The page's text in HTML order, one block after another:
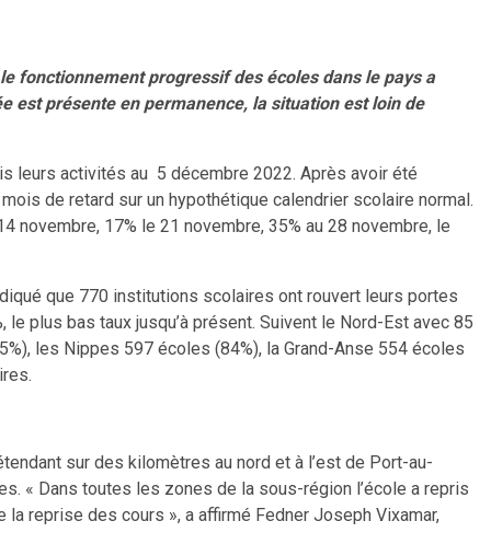
fonctionnement progressif des écoles dans le pays a
est présente en permanence, la situation est loin de
leurs activités au 5 décembre 2022. Après avoir été
de retard sur un hypothétique calendrier scolaire normal.
17% le 21 novembre, 35% au 28 novembre, le
que 770 institutions scolaires ont rouvert leurs portes
plus bas taux jusqu’à présent. Suivent le Nord-Est avec 85
les Nippes 597 écoles (84%), la Grand-Anse 554 écoles
sur des kilomètres au nord et à l’est de Port-au-
« Dans toutes les zones de la sous-région l’école a repris
reprise des cours », a affirmé Fedner Joseph Vixamar,